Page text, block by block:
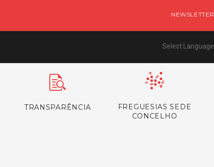
NEWSLETTER
Select Language
TRANSPARÊNCIA
FREGUESIAS SEDE
CONCELHO